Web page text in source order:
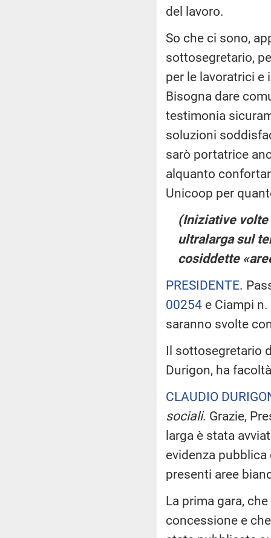
del lavoro.
So che ci sono,
sottosegretario,
per le lavoratrici e
Bisogna dare
testimonia
soluzioni
sarò portatrice
alquanto
Unicoop per
(Iniziative volte
ultralarga sul
cosiddette
PRESIDENTE.
00254 e Ciampi n.
saranno svolte
Il sottosegretario
Durigon, ha
CLAUDIO
sociali. Grazie,
larga è stata
evidenza
presenti aree
La prima gara,
concessione e